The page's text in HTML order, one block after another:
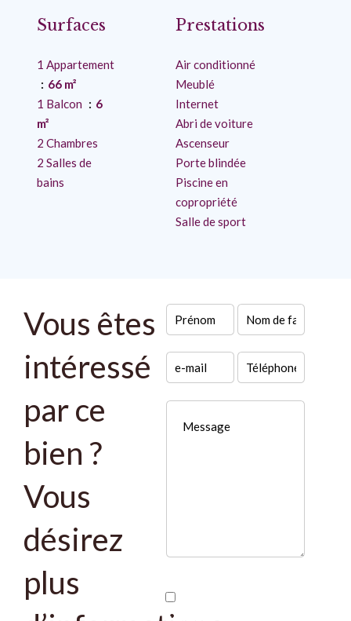
Surfaces
1 Appartement
66 m²
1 Balcon
6
m²
2 Chambres
2 Salles de
bains
Prestations
Air conditionné
Meublé
Internet
Abri de voiture
Ascenseur
Porte blindée
Piscine en
copropriété
Salle de sport
Vous êtes
intéressé
par ce
bien ?
Vous
désirez
plus
politique de